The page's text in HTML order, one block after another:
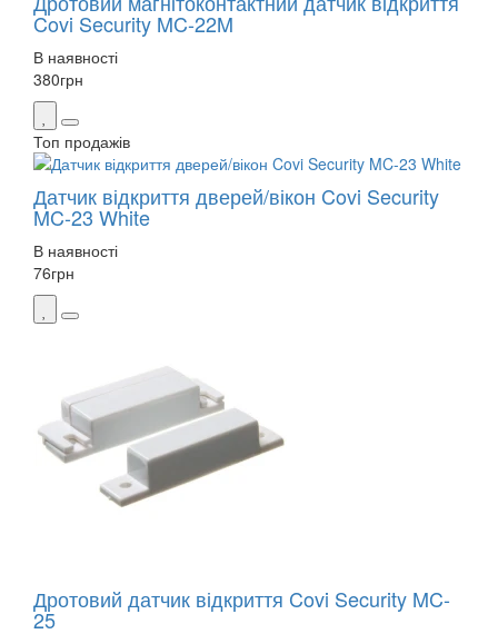
Covi Security MC-22M
В наявності
380грн
Топ продажів
Датчик відкриття дверей/вікон Covi Security
MC-23 White
В наявності
76грн
Дротовий датчик відкриття Covi Security MC-
25